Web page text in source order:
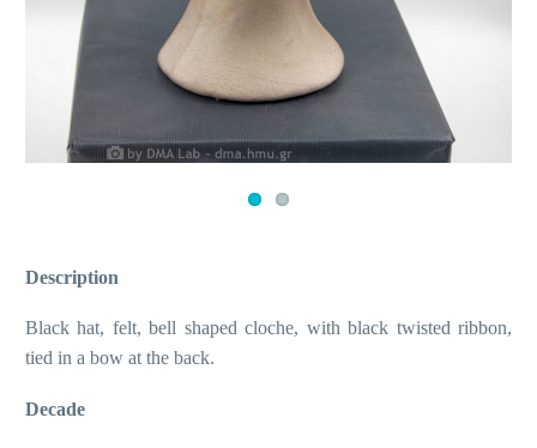
Description
Black hat, felt, bell shaped cloche, with black twisted ribbon,
tied in a bow at the back.
Decade